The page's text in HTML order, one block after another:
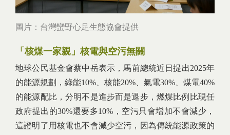
圖片：台灣蠻野心足生態協會提供
「核煤一家親」核電與空污無關
地球公民基金會蔡中岳表示，馬前總統近日提出2025年
的能源規劃，綠能10%、核能20%、氣電30%、煤電40%
的能源配比，分明不是進步而是退步，燃煤比例比現任
政府提出的30%還要多10%，空污只會增加不會減少，
這證明了用核電也不會減少空污，因為傳統能源政策的